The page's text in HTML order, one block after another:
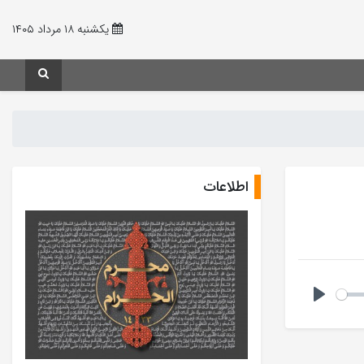
یکشنبه ۱۸ مرداد ۱۴۰۵
اطلاعات